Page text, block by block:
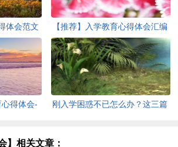
体会范文
【推荐】入学教育心得体会汇编
五篇
得体会-
刚入学困惑不已怎么办？这三篇
】相关文章：